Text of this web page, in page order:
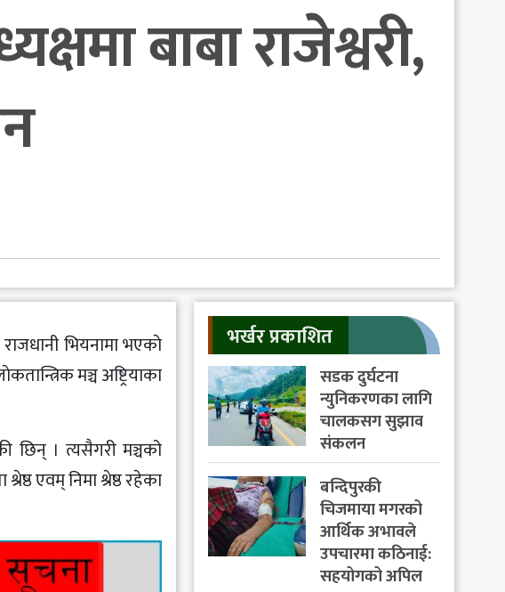
बाबा राजेश्वरी,
राजधानी भियनामा भएकाे
मञ्च अष्ट्रियाका
छिन् । त्यसैगरी मञ्चको
एवम् निमा श्रेष्ठ रहेका
भर्खर प्रकाशित
सडक दुर्घटना
न्युनिकरणका लागि
चालकसग सुझाव
संकलन
बन्दिपुरकी
चिजमाया मगरको
आर्थिक अभावले
उपचारमा कठिनाई:
सहयोगको अपिल